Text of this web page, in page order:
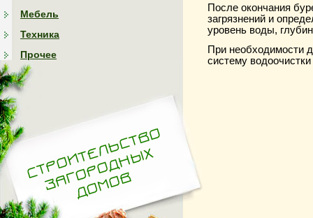
Мебель
Техника
Прочее
После окончания
загрязнений и
уровень воды,
При необходимости
систему